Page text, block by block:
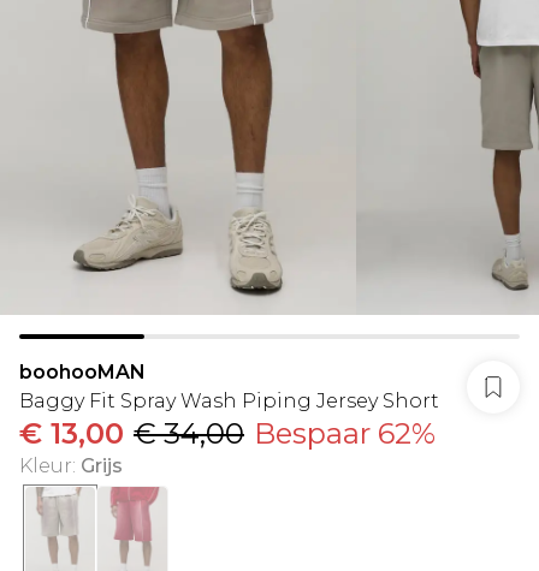
boohooMAN
Baggy Fit Spray Wash Piping Jersey Short
€ 13,00 € 34,00 Bespaar 62%
Kleur: Grijs